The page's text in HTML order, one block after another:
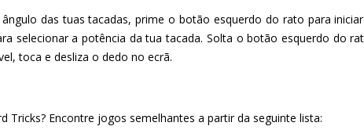
das tuas tacadas, prime o botão esquerdo do rato para
selecionar a potência da tua tacada. Solta o botão esquerdo do
toca e desliza o dedo no ecrã.
Tricks? Encontre jogos semelhantes a partir da seguinte lista: